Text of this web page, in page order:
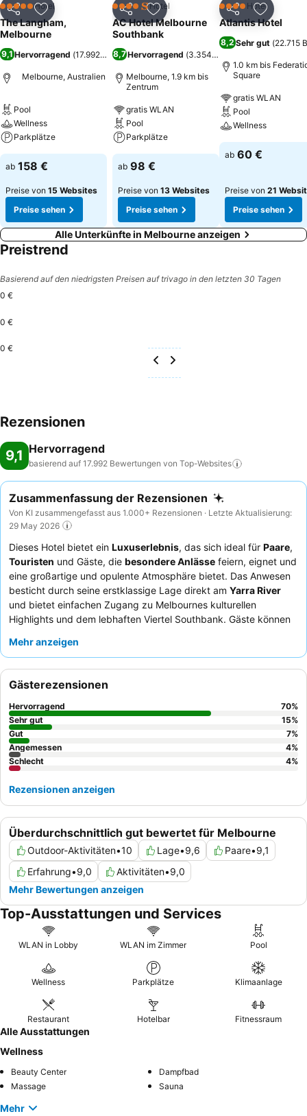
Teilen Zu Favoriten hinzufügen
5 Sterne Hotel
The Langham,
Melbourne
9,1Hervorragend (17.992 Bewertungen)
Melbourne, Australien
Pool
Wellness
Parkplätze
ab 158 €
Preise von 15 Websites
Preise sehen
Teilen Zu Favoriten hinzufügen
4 Sterne Hotel
AC Hotel Melbourne
Southbank
8,7Hervorragend (3.354 Bewertungen
Melbourne, 1.9 km bis
Zentrum
gratis WLAN
Pool
Parkplätze
ab 98 €
Preise von 13 Websites
Preise sehen
Teilen Zu
4 SterneHotel
Atlantis Hotel
8,2 Sehr gut (22.715
1.0 km bis
Square
gratis WLAN
Pool
Wellness
ab 60 €
Preise von 21
Preise sehen
Alle Unterkünfte in Melbourne anzeigen
Preistrend
Basierend auf den niedrigsten Preisen auf trivago in den letzten 30 Tagen
0 €
0 €
0 €
Rezensionen
9,1 Hervorragend
basierend auf 17.992 Bewertungen von Top-Websites
Zusammenfassung der Rezensionen
Von KI zusammengefasst aus 1.000+ Rezensionen · Letzte Aktualisierung:
29 May 2026
Dieses Hotel bietet ein Luxuserlebnis, das sich ideal für Paare,
Touristen und Gäste, die besondere Anlässe feiern, eignet und
eine großartige und opulente Atmosphäre bietet. Das Anwesen
besticht durch seine erstklassige Lage direkt am Yarra River
und bietet einfachen Zugang zu Melbournes kulturellen
Highlights und dem lebhaften Viertel Southbank. Gäste können
Sauna und Whirlpool genießen, der perfekt zum Entspannen ist.
Herzlichkeit und Professionalität gelobt, ergänzt durch ein
außergewöhnlichesFrühstücksbuffet
und sogar einen Schokoladenbrunnen bietet. Für das beste
Erlebnis sollten Sie ein Zimmer in einer höheren Etage buchen,
um eine
zu
genießen.
Mehr anzeigen
Überdurchschnittlich gut bewertet für Melbourne
Outdoor-Aktivitäten•10 Lage•9,6 Paare•9,1
Erfahrung•9,0 Aktivitäten•9,0
Mehr Bewertungen anzeigen
Gästerezensionen
Hervorragend 70%
Sehr gut
15%
Gut
7%
Angemessen
4%
Schlecht
4%
Rezensionen anzeigen
Top-Ausstattungen und Services
WLAN in Lobby WLAN im Zimmer Pool
Wellness Parkplätze Klimaanlage
Restaurant Hotelbar Fitnessraum
Alle Ausstattungen
Wellness
Beauty Center
Dampfbad
Massage
Sauna
Mehr